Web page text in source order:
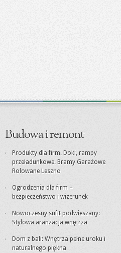
Budowa i remont
Produkty dla firm. Doki, rampy
przeładunkowe. Bramy Garażowe
Rolowane Leszno
Ogrodzenia dla firm –
bezpieczeństwo i wizerunek
Nowoczesny sufit podwieszany:
Stylowa aranżacja wnętrza
Dom z bali: Wnętrza pełne uroku i
naturalnego piękna